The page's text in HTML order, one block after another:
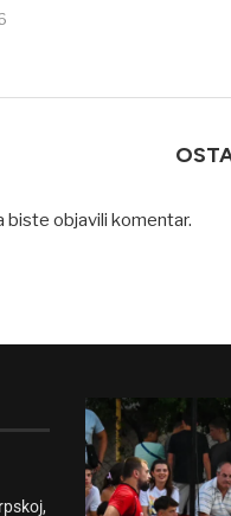
biste objavili komentar.